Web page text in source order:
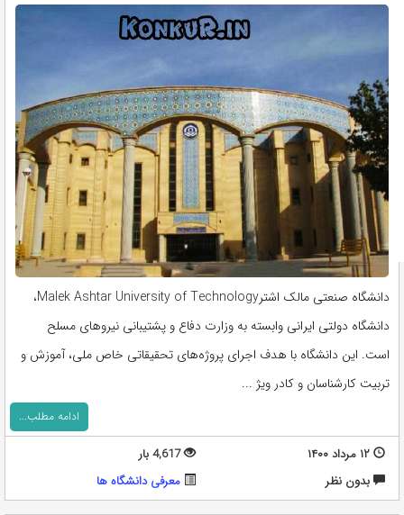
دانشگاه صنعتی مالک اشترMalek Ashtar University of Technology،
دانشگاه دولتی ایرانی وابسته به وزارت دفاع و پشتیبانی نیروهای مسلح
است. این دانشگاه با هدف اجرای پروژه‌های تحقیقاتی خاص ملی، آموزش و
تربیت کارشناسان و کادر ویژ ...
ادامه مطلب...
۱۲ مرداد ۱۴۰۰
4,617 بار
بدون نظر
معرفی دانشگاه ها